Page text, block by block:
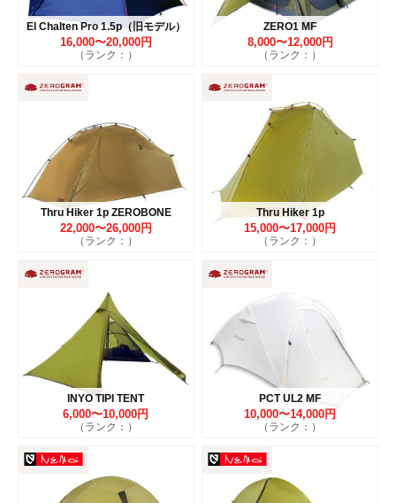
El Chalten Pro 1.5p（旧モデル）
16,000〜20,000円
（ランク：）
ZERO1 MF
8,000〜12,000円
（ランク：）
Thru Hiker 1p ZEROBONE
22,000〜26,000円
（ランク：）
Thru Hiker 1p
15,000〜17,000円
（ランク：）
INYO TIPI TENT
6,000〜10,000円
（ランク：）
PCT UL2 MF
10,000〜14,000円
（ランク：）